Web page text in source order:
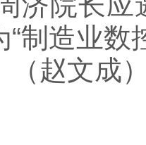
“制造业数
（赵文成